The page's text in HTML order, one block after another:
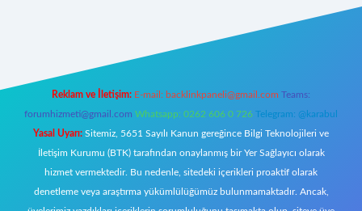
Reklam ve İletişim: E-mail: backlinkpaneli@gmail.com Teams:
forumhizmeti@gmail.com Whatsapp: 0262 606 0 726 Telegram: @karabul
Yasal Uyarı: Sitemiz, 5651 Sayılı Kanun gereğince Bilgi Teknolojileri ve
İletişim Kurumu (BTK) tarafından onaylanmış bir Yer Sağlayıcı olarak
hizmet vermektedir. Bu nedenle, sitedeki içerikleri proaktif olarak
denetleme veya araştırma yükümlülüğümüz bulunmamaktadır. Ancak,